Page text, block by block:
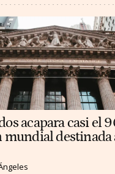
acapara casi el
destinada